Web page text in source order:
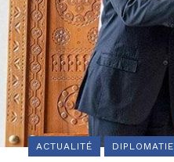
ACTUALITÉ DIPLOMATIE